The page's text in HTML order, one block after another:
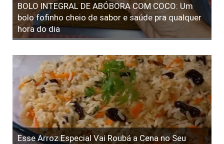
BOLO INTEGRAL DE ABÓBORA COM COCO: Um
bolo fofinho cheio de sabor e saúde pra qualquer
hora do dia
Esse Arroz Especial Vai Roubá a Cena no Seu